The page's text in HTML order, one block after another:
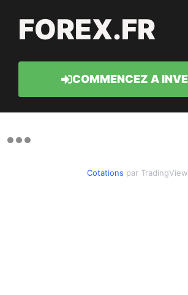
FOREX.FR
COMMENCEZ A
Cotations par TradingView